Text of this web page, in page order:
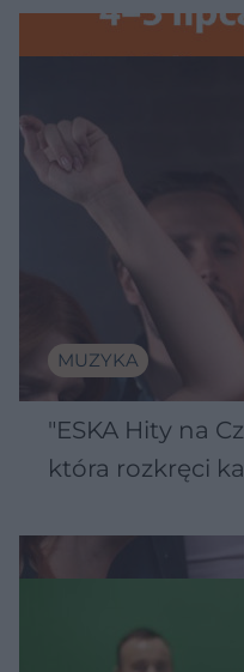
Wawelu
MUZYKA
"ESKA Hity na
która rozkręci